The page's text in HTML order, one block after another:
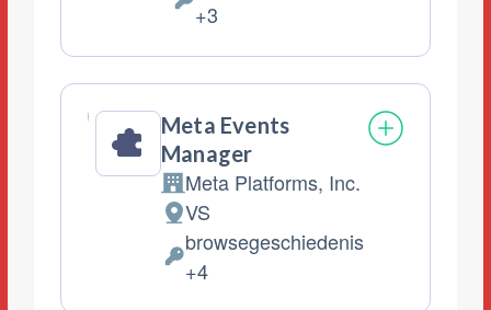
Verwerkte
+3
Meta Events
Manager
Bedrijf:
Meta Platforms, Inc.
Verwerkingslocatie:
VS
Verwerkte
browsegeschiedenis
+4